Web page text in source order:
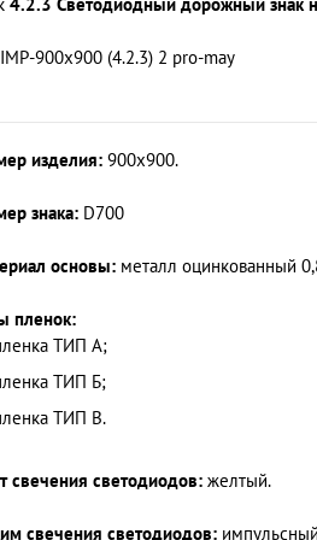
IMP-900x900 (4.2.3) 2 pro-may
изделия: 900x900.
знака: D700
основы: металл оцинкованный
пленок:
ТИП А;
ТИП Б;
ТИП В.
свечения светодиодов: желтый.
свечения светодиодов: